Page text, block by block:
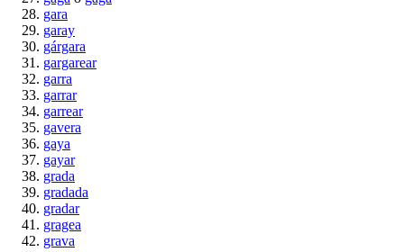
gara
garay
gárgara
gargarear
garra
garrar
garrear
gavera
gaya
gayar
grada
gradada
gradar
gragea
grava